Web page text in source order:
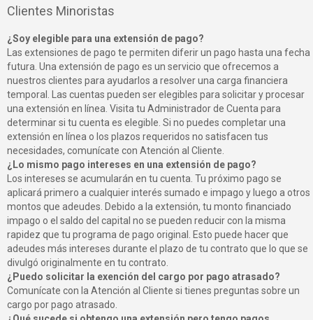
Clientes Minoristas
¿Soy elegible para una extensión de pago?
Las extensiones de pago te permiten diferir un pago hasta una fecha
futura. Una extensión de pago es un servicio que ofrecemos a
nuestros clientes para ayudarlos a resolver una carga financiera
temporal. Las cuentas pueden ser elegibles para solicitar y procesar
una extensión en línea. Visita tu Administrador de Cuenta para
determinar si tu cuenta es elegible. Si no puedes completar una
extensión en línea o los plazos requeridos no satisfacen tus
necesidades, comunícate con Atención al Cliente.
¿Lo mismo pago intereses en una extensión de pago?
Los intereses se acumularán en tu cuenta. Tu próximo pago se
aplicará primero a cualquier interés sumado e impago y luego a otros
montos que adeudes. Debido a la extensión, tu monto financiado
impago o el saldo del capital no se pueden reducir con la misma
rapidez que tu programa de pago original. Esto puede hacer que
adeudes más intereses durante el plazo de tu contrato que lo que se
divulgó originalmente en tu contrato.
¿Puedo solicitar la exención del cargo por pago atrasado?
Comunícate con la Atención al Cliente si tienes preguntas sobre un
cargo por pago atrasado.